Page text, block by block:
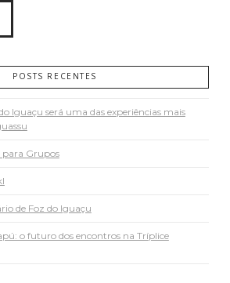
POSTS RECENTES
Iguaçu será uma das experiências mais
para Grupos
de Foz do Iguaçu
o futuro dos encontros na Tríplice